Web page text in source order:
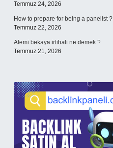
Temmuz 24, 2026
How to prepare for being a panelist ?
Temmuz 22, 2026
Alemi bekaya irtihali ne demek ?
Temmuz 21, 2026